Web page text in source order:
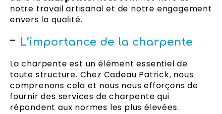
notre travail artisanal et de notre engagement
envers la qualité.
L’importance de la charpente
La charpente est un élément essentiel de
toute structure. Chez Cadeau Patrick, nous
comprenons cela et nous nous efforçons de
fournir des services de charpente qui
répondent aux normes les plus élevées.